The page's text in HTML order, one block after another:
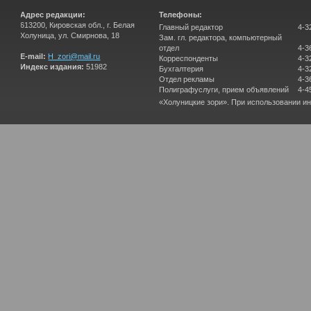
Адрес редакции:
613200, Кировская обл., г. Белая
Холуница, ул. Смирнова, 18
E-mail: H_zori@mail.ru
Индекс издания: 51982
Телефоны:
Главный редактор
Зам. гл. редактора, компьютерный
отдел
Корреспонденты
Бухгалтерия
Отдел рекламы
Полиграфуслуги, прием объявлений
4-
4-
4-
4-
4-
4-
«Холуницкие зори». При использовании